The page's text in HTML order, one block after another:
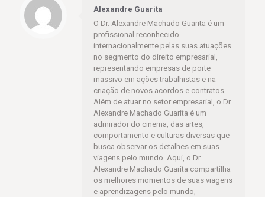
Alexandre Guarita
O Dr. Alexandre Machado Guarita é um
profissional reconhecido
internacionalmente pelas suas atuações
no segmento do direito empresarial,
representando empresas de porte
massivo em ações trabalhistas e na
criação de novos acordos e contratos.
Além de atuar no setor empresarial, o Dr.
Alexandre Machado Guarita é um
admirador do cinema, das artes,
comportamento e culturas diversas que
busca observar os detalhes em suas
viagens pelo mundo. Aqui, o Dr.
Alexandre Machado Guarita compartilha
os melhores momentos de suas viagens
e aprendizagens pelo mundo,